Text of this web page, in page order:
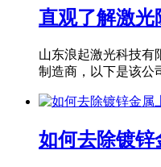
直观了解激
山东浪起激光科技有
制造商，以下是该公
如何去除镀锌